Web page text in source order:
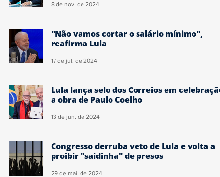
8 de nov. de 2024
"Não vamos cortar o salário mínimo",
reafirma Lula
17 de jul. de 2024
Lula lança selo dos Correios em
a obra de Paulo Coelho
13 de jun. de 2024
Congresso derruba veto de Lula e volta a
proibir "saidinha" de presos
29 de mai. de 2024